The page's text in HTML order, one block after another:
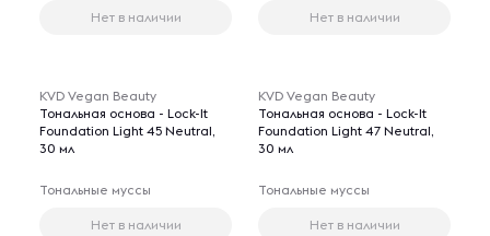
Нет в наличии Нет в наличии
KVD Vegan Beauty
Тональная основа - Lock-It
Foundation Light 45 Neutral,
30 мл
Тональные муссы
Нет в наличии
KVD Vegan Beauty
Тональная основа - Lock-It
Foundation Light 47 Neutral,
30 мл
Тональные муссы
Нет в наличии